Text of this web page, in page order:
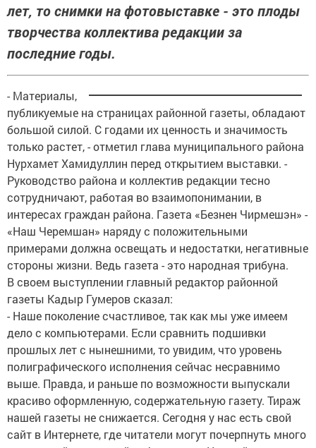
лет, то снимки на фотовыставке - это плоды
творчества коллектива редакции за
последние годы.
- Материалы,
публикуемые на страницах районной газеты, обладают
большой силой. С годами их ценность и значимость
только растет, - отметил глава муниципального района
Нурхамет Хамидуллин перед открытием выставки. -
Руководство района и коллектив редакции тесно
сотрудничают, работая во взаимопонимании, в
интересах граждан района. Газета «Безнен Чирмешэн» -
«Наш Черемшан» наряду с положительными
примерами должна освещать и недостатки, негативные
стороны жизни. Ведь газета - это народная трибуна.
В своем выступлении главный редактор районной
газеты Кадыр Гумеров сказал:
- Наше поколение счастливое, так как мы уже имеем
дело с компьютерами. Если сравнить подшивки
прошлых лет с нынешними, то увидим, что уровень
полиграфического исполнения сейчас несравнимо
выше. Правда, и раньше по возможности выпускали
красиво оформленную, содержательную газету. Тираж
нашей газеты не снижается. Сегодня у нас есть свой
сайт в Интернете, где читатели могут почерпнуть много